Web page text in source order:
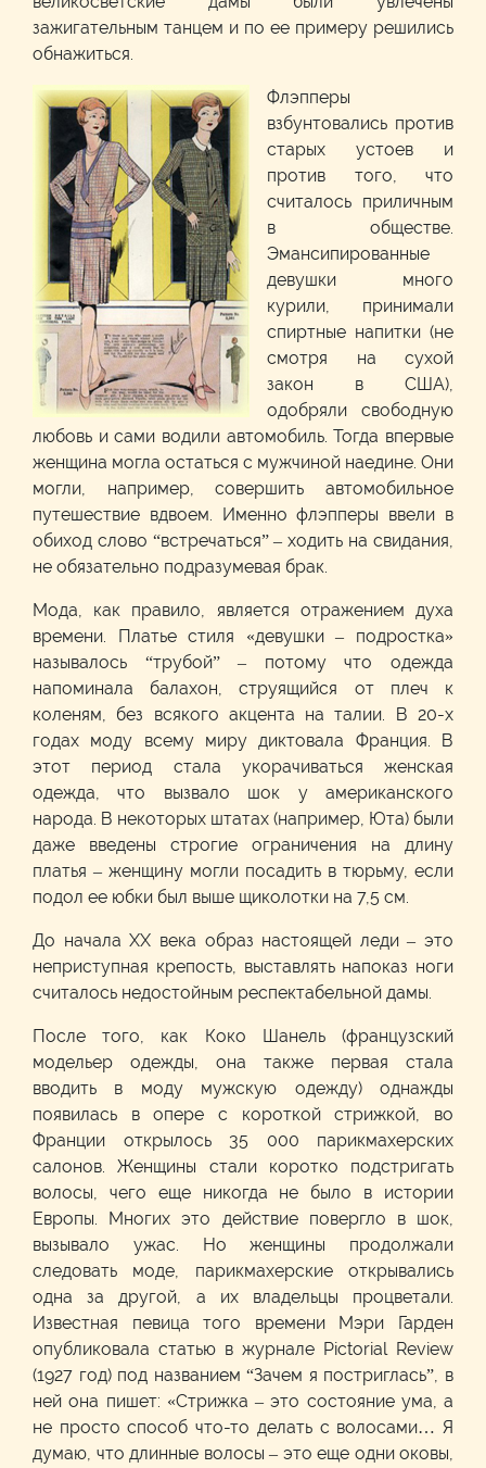
зажигательным танцем и по ее примеру решились
обнажиться.
Флэпперы
взбунтовались против
старых устоев и
против того, что
считалось приличным
в обществе.
Эмансипированные
девушки много
курили, принимали
спиртные напитки (не
смотря на сухой
закон в США),
одобряли свободную
любовь и сами водили автомобиль. Тогда впервые
женщина могла остаться с мужчиной наедине. Они
могли, например, совершить автомобильное
путешествие вдвоем. Именно флэпперы ввели в
обиход слово “встречаться” – ходить на свидания,
не обязательно подразумевая брак.
Мода, как правило, является отражением духа
времени. Платье стиля «девушки – подростка»
называлось “трубой” – потому что одежда
напоминала балахон, струящийся от плеч к
коленям, без всякого акцента на талии. В 20-х
годах моду всему миру диктовала Франция. В
этот период стала укорачиваться женская
одежда, что вызвало шок у американского
народа. В некоторых штатах (например, Юта) были
даже введены строгие ограничения на длину
платья – женщину могли посадить в тюрьму, если
подол ее юбки был выше щиколотки на 7,5 см.
До начала XX века образ настоящей леди – это
неприступная крепость, выставлять напоказ ноги
считалось недостойным респектабельной дамы.
После того, как Коко Шанель (французский
модельер одежды, она также первая стала
вводить в моду мужскую одежду) однажды
появилась в опере с короткой стрижкой, во
Франции открылось 35 000 парикмахерских
салонов. Женщины стали коротко подстригать
волосы, чего еще никогда не было в истории
Европы. Многих это действие повергло в шок,
вызывало ужас. Но женщины продолжали
следовать моде, парикмахерские открывались
одна за другой, а их владельцы процветали.
Известная певица того времени Мэри Гарден
опубликовала статью в журнале Pictorial Review
(1927 год) под названием “Зачем я постриглась”, в
ней она пишет: «Стрижка – это состояние ума, а
не просто способ что-то делать с волосами… Я
думаю, что длинные волосы – это еще одни оковы,